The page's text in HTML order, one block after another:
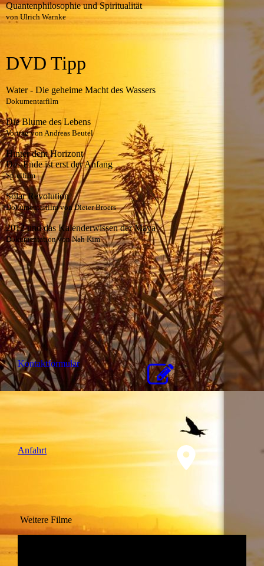
Quantenphilosophie und Spiritualität
von Ulrich Warnke
DVD Tipp
Water - Die geheime Macht des Wassers
Dokumentarfilm
Die Blume des Lebens
Vortrag von Andreas Beutel
Hinter dem Horizont
Das Ende ist erst der Anfang
Spielfilm
Solar Revolution
Dokumentarfilm von Dieter Broers
2012 und das Kalenderwissen der Maya
Dokumentation von Nah Kim
Kon­takt­for­mu­lar
Anfahrt
Weitere Filme